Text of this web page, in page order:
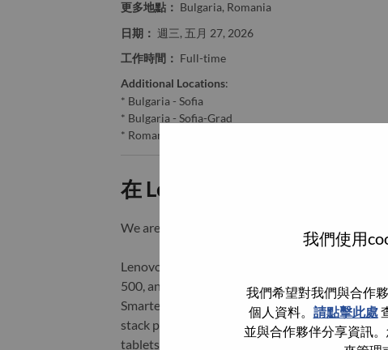
我們使用
我們希望對我們與合作
個人資料。 請點擊此處
並與合作夥伴分享資訊
更多地點： Bulgaria, Romania
日期： 週三, 五月 27, 2026
工作時間： Full-time
Additional Locations:
* Bulgaria - Sofia
* Bulgaria - Sofia-Grad
* Romania - Bucureşti
在 Lenovo 工作的好處
We are Lenovo. We do what we say. We own
Lenovo is a US$83 billion revenue global
500, and serving millions of customers every
Smarter Technology for All, Lenovo has built on
stack portfolio of AI-enabled, AI-ready, and AI-
tablets), infrastructure (server, storage, edge,